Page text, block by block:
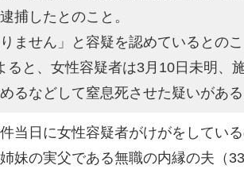
捕したとのこと。
りません」と容疑を認めているとのこ
ると、女性容疑者は3月10日未明、
るなどして窒息死させた疑いがある
当日に女性容疑者がけがをしてい
妹の実父である無職の内縁の夫（